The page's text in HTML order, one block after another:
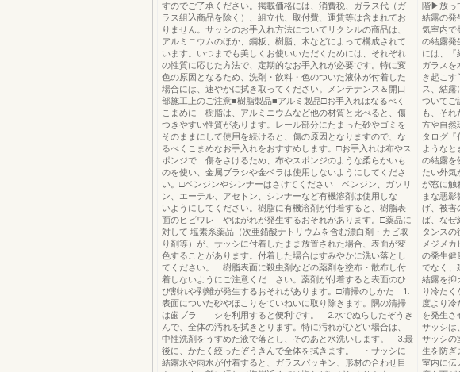
すのでご了承ください。掲載価格には、消費税、ガラス代（ガ
ラス組込商品を除く）、組立代、取付費、運賃等は含まれてお
りません。サッシのお手入れ方法についてリクシルの商品は、
アルミニウムのほか、鋼板、樹脂、木などによって構成されて
います。いつまでも美しくお使いいただくためには、それぞれ
の性質に応じた方法で、定期的なお手入れが必要です。特に変
色の原因となるため、洗剤・飲料・色のついた液体が付着した
場合には、速やかに拭き取ってください。メンテナンス＆開口
部施工上のご注意■樹脂製品■アルミ製品□お手入れはなるべく
こまめに 樹脂は、アルミニウムなど他の材質と比べると、傷
つきやすい性質があります。レール部分にたまった砂やゴミを
そのままにして使用を続けると、傷の原因となりますので、な
るべくこまめなお手入れをおすすめします。□お手入れは布やス
ポンジで 傷をさけるため、布やスポンジのような柔らかいも
のを使い、金属ブラシや金ベラは使用しないようにしてくださ
い。□ベンジンやシンナーはさけてください ベンジン、ガソリ
ン、エーテル、アセトン、シンナーなど有機溶剤は使用しな
いようにしてください。樹脂に有機溶剤が付着すると、樹脂表
面のヒビワレ やはがれが発生するおそれがあります。□薬品に
対して 塩素系薬品（次亜鉛酸ナトリウムを含む漂白剤・カビ取
り剤等）が、サッシに付着したまま放置された場合、表面が変
色することがあります。付着した場合はすみやかに洗い落とし
てください。 樹脂表面に殺虫剤などの薬剤を塗布・散布し付
着しないようにご注意くだ さい。薬剤が付着すると表面のひ
び割れや剥離が発生するおそれがあります。□清掃のしかた 1.
表面についた砂やほこりをていねいに取り除きます。隅の清掃
は歯ブラ シを利用すると便利です。 2.水でぬらしたぞうき
んで、全体の汚れを拭きとります。特に汚れがひどい場合は、
中性洗剤をうすめた液で落とし、そのあと水洗いします。 3.最
後に、かたく絞ったぞうきんで全体を拭きます。 ・サッシに
結露水や雨水が付着すると、ガラスパッキン、形材の合わせ目
階▶放っ
結露の発
気室内で
の結露発
には、『
ガラスを
き起こす
ス、結露
ついてご
も、そ
方や自然
タログ
ようなと
の結露
たい外
が窓に触
まな悪
げ、被害
ば、なぜ
タンス
メジメ
の発生健
でなく、
結露を抑
り冷た
度より冷
を発生
サッシは
サッシの
生を防ぎ
室内に伝